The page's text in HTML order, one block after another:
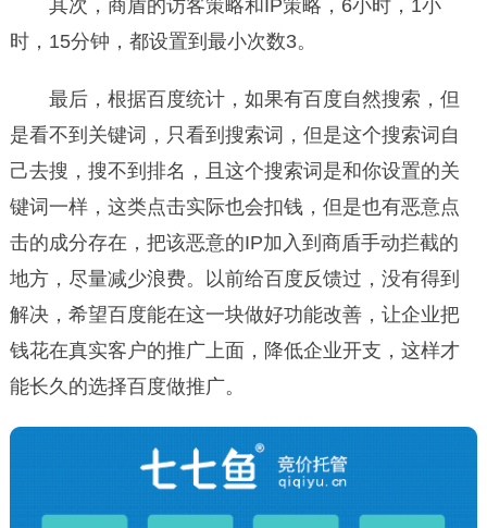
其次，商盾的访客策略和IP策略，6小时，1小
时，15分钟，都设置到最小次数3。
最后，根据百度统计，如果有百度自然搜索，但
是看不到关键词，只看到搜索词，但是这个搜索词自
己去搜，搜不到排名，且这个搜索词是和你设置的关
键词一样，这类点击实际也会扣钱，但是也有恶意点
击的成分存在，把该恶意的IP加入到商盾手动拦截的
地方，尽量减少浪费。以前给百度反馈过，没有得到
解决，希望百度能在这一块做好功能改善，让企业把
钱花在真实客户的推广上面，降低企业开支，这样才
能长久的选择百度做推广。